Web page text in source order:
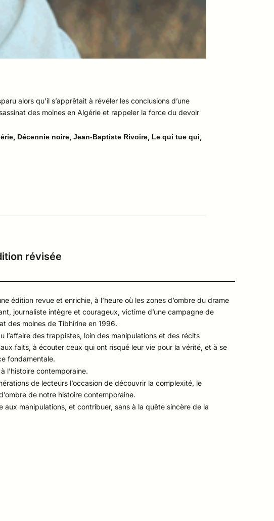
alors qu’il s’apprêtait à révéler les conclusions d’une
des moines en Algérie et rappeler la force du devoir
, Décennie noire, Jean-Baptiste Rivoire, Le qui tue qui,
révisée
édition revue et enrichie, à l’heure où les zones d’ombre du drame
journaliste intègre et courageux, victime d’une campagne de
des moines de Tibhirine en 1996.
l’affaire des trappistes, loin des manipulations et des récits
faits, à écouter ceux qui ont risqué leur vie pour la vérité, et à se
fondamentale.
l’histoire contemporaine.
de lecteurs l’occasion de découvrir la complexité, le
de notre histoire contemporaine.
manipulations, et contribuer, sans à la quête sincère de la